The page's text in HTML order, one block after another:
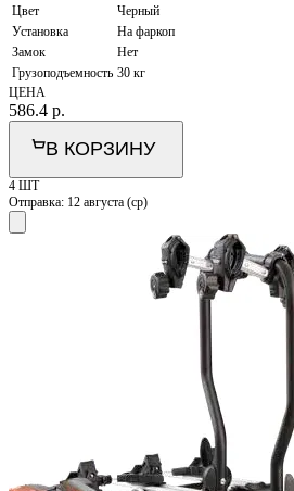
Цвет
Черный
Установка
На фаркоп
Замок
Нет
Грузоподъемность 30 кг
ЦЕНА
586.4 р.
В КОРЗИНУ
4 ШТ
Отправка: 12 августа (ср)